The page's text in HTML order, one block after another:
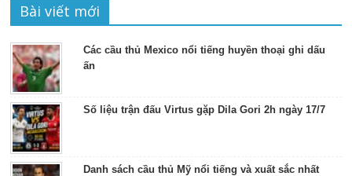
Bài viết mới
Các cầu thủ Mexico nổi tiếng huyền thoại ghi dấu
ấn
Số liệu trận đấu Virtus gặp Dila Gori 2h ngày 17/7
Danh sách cầu thủ Mỹ nổi tiếng và xuất sắc nhất